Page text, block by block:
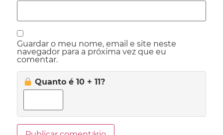
Guardar o meu nome, email e site neste
navegador para a próxima vez que eu
comentar.
Quanto é 10 + 11?